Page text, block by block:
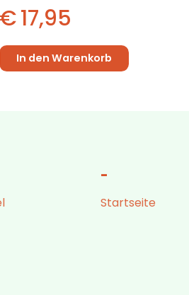
€17,95
In den Warenkorb
-
Startseite